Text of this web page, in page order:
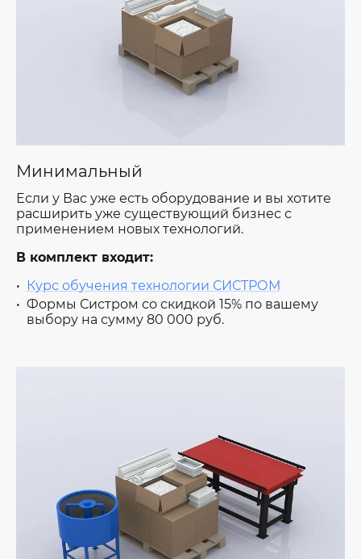
Минимальный
Если у Вас уже есть оборудование и вы хотите
расширить уже существующий бизнес с
применением новых технологий.
В комплект входит:
Курс обучения технологии СИСТРОМ
Формы Систром со скидкой 15% по вашему
выбору на сумму 80 000 руб.